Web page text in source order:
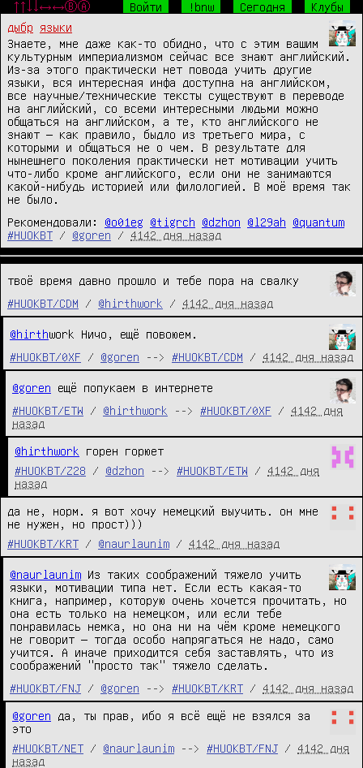
↑↑↓↓←→←→ⒷⒶ Войти !bnw Сегодня
Клубы
дыбр
языки
Знаете, мне даже как-то обидно, что с этим вашим
культурным империализмом сейчас все знают английский.
Из-за этого практически нет повода учить другие
языки, вся интересная инфа доступна на английском,
все научные/технические тексты существуют в переводе
на английский, со всеми интересными людьми можно
общаться на английском, а те, кто английского не
знают — как правило, быдло из третьего мира, с
которыми и общаться не о чем. В результате для
нынешнего поколения практически нет мотивации учить
что-либо кроме английского, если они не занимаются
какой-нибудь историей или филологией. В моё время так
не было.
Рекомендовали: @o01eg @tigrch @dzhon @l29ah
@quantum
#HUOKBT
/ @goren / 4142 дня назад
твоё время давно прошло и тебе пора на свалку
#HUOKBT/CDM
/ @hirthwork / 4142 дня назад
@hirthwork Ничо, ещё повоюем.
#HUOKBT/0XF
/ @goren --> #HUOKBT/CDM / 4142 дня назад
@goren ещё попукаем в интернете
#HUOKBT/ETW
/ @hirthwork --> #HUOKBT/0XF / 4142 дня
назад
@hirthwork
горен горюет
#HUOKBT/Z28
/ @dzhon --> #HUOKBT/ETW / 4142 дня
назад
да не, норм. я вот хочу немецкий выучить. он мне
не нужен, но прост)))
#HUOKBT/KRT
/ @naurlaunim / 4142 дня назад
@naurlaunim Из таких соображений тяжело учить
языки, мотивации типа нет. Если есть какая-то
книга, например, которую очень хочется прочитать, но
она есть только на немецком, или если тебе
понравилась немка, но она ни на чём кроме немецкого
не говорит — тогда особо напрягаться не надо, само
учится. А иначе приходится себя заставлять, что из
соображений "просто так" тяжело сделать.
#HUOKBT/FNJ
/ @goren --> #HUOKBT/KRT / 4142 дня назад
@goren да, ты прав, ибо я всё ещё не взялся за
это
#HUOKBT/NET
/ @naurlaunim --> #HUOKBT/FNJ / 4142 дня
назад